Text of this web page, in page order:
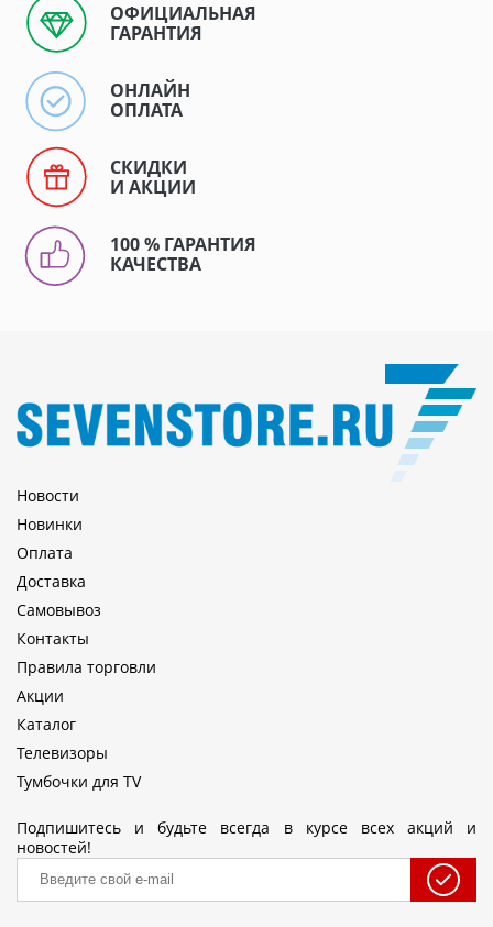
ОФИЦИАЛЬНАЯ
ГАРАНТИЯ
ОНЛАЙН
ОПЛАТА
СКИДКИ
И АКЦИИ
100 % ГАРАНТИЯ
КАЧЕСТВА
Новости
Новинки
Оплата
Доставка
Самовывоз
Контакты
Правила торговли
Акции
Каталог
Телевизоры
Тумбочки для TV
Подпишитесь и будьте всегда в курсе всех акций и
новостей!